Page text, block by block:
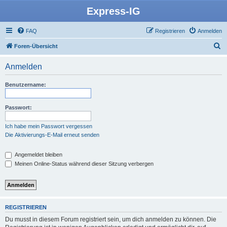
Express-IG
FAQ Anmelden
Registrieren
Foren-Übersicht
Anmelden
Benutzername:
Passwort:
Ich habe mein Passwort vergessen
Die Aktivierungs-E-Mail erneut senden
Angemeldet bleiben
Meinen Online-Status während dieser Sitzung verbergen
REGISTRIEREN
Du musst in diesem Forum registriert sein, um dich anmelden zu können. Die